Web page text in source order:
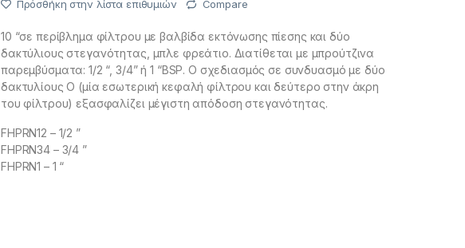
Πρόσθήκη στην λίστα επιθυμιών Compare
10 “σε περίβλημα φίλτρου με βαλβίδα εκτόνωσης πίεσης και δύο
δακτύλιους στεγανότητας, μπλε φρεάτιο. Διατίθεται με μπρούτζινα
παρεμβύσματα: 1/2 “, 3/4” ή 1 “BSP. Ο σχεδιασμός σε συνδυασμό με δύο
δακτυλίους O (μία εσωτερική κεφαλή φίλτρου και δεύτερο στην άκρη
του φίλτρου) εξασφαλίζει μέγιστη απόδοση στεγανότητας.
FHPRN12 – 1/2 ”
FHPRN34 – 3/4 ”
FHPRN1 – 1 “